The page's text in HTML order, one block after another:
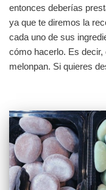
entonces deberías
ya que te diremos la
cada uno de sus
cómo hacerlo. Es
melonpan. Si quieres